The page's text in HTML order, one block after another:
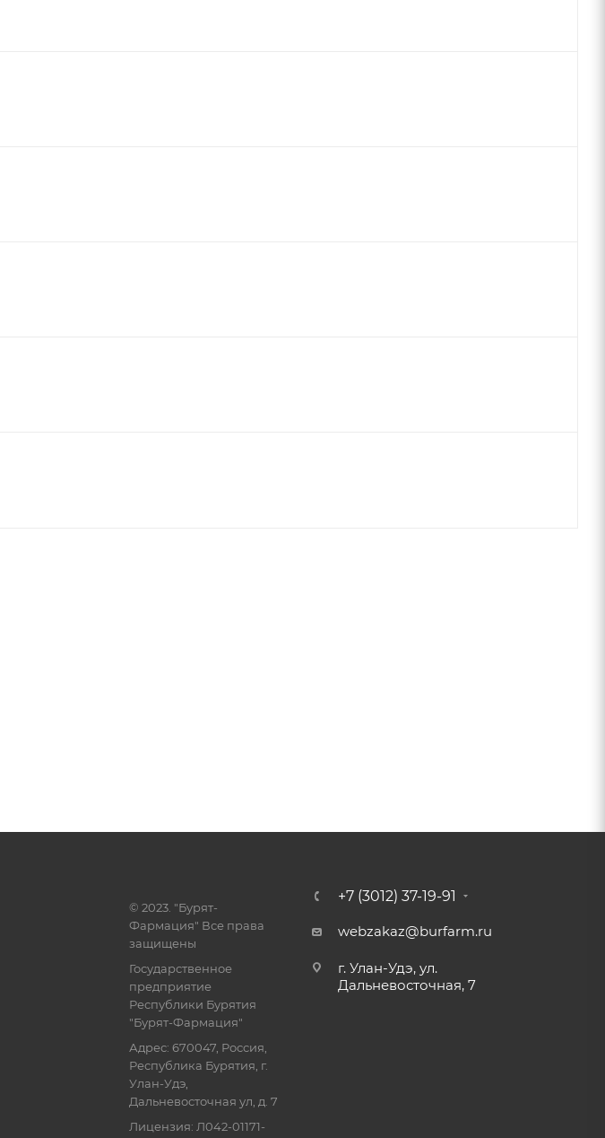
© 2023. "Бурят-
Фармация" Все права
защищены
Государственное
предприятие
Республики Бурятия
"Бурят-Фармация"
Адрес: 670047, Россия,
Республика Бурятия, г.
Улан-Удэ,
Дальневосточная ул, д. 7
Лицензия: Л042-01171-
+7 (3012) 37-19-91
webzakaz@burfarm.ru
г. Улан-Удэ, ул.
Дальневосточная, 7